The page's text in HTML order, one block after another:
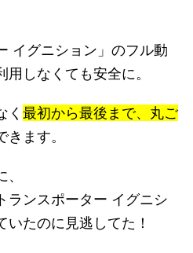
イグニション」のフル動
しなくても安全に。
く 最初から最後まで、丸ご
ます。
ランスポーター イグニシ
いたのに見逃してた！